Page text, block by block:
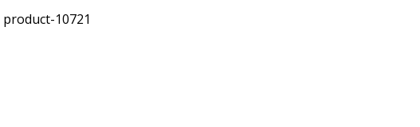
product-10721